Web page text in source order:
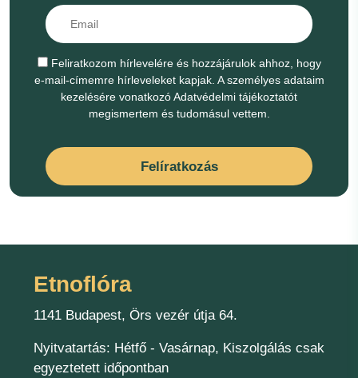
Feliratkozom hírlevelére és hozzájárulok ahhoz, hogy
e-mail-címemre hírleveleket kapjak. A személyes adataim
kezelésére vonatkozó Adatvédelmi tájékoztatót
megismertem és tudomásul vettem.
Felíratkozás
Etnoflóra
1141 Budapest, Örs vezér útja 64.
Nyitvatartás: Hétfő - Vasárnap, Kiszolgálás csak
egyeztetett időpontban